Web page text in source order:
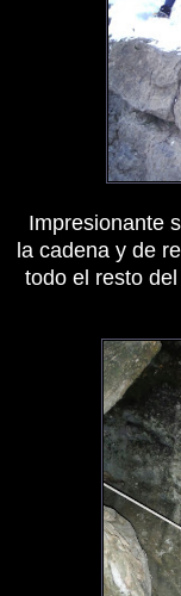
Impresionante
la cadena y de
todo el resto